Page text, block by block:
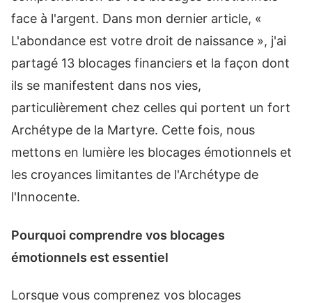
face à l'argent. Dans mon dernier article, «
L'abondance est votre droit de naissance », j'ai
partagé 13 blocages financiers et la façon dont
ils se manifestent dans nos vies,
particulièrement chez celles qui portent un fort
Archétype de la Martyre. Cette fois, nous
mettons en lumière les blocages émotionnels et
les croyances limitantes de l'Archétype de
l'Innocente.
Pourquoi comprendre vos blocages
émotionnels est essentiel
Lorsque vous comprenez vos blocages